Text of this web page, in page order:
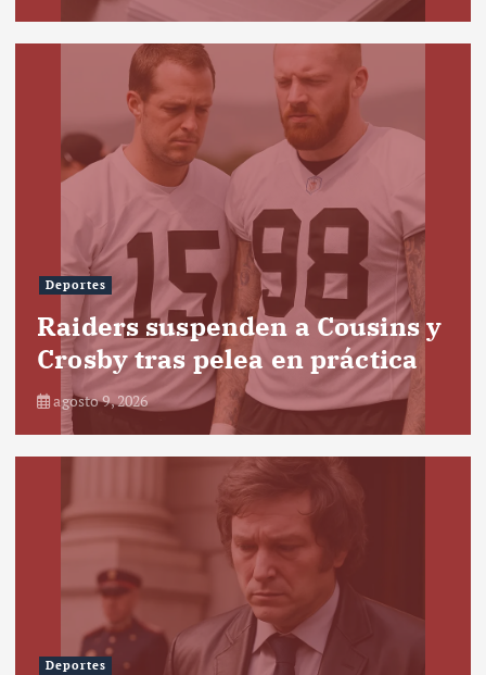
Deportes
Raiders suspenden a Cousins y
Crosby tras pelea en práctica
agosto 9, 2026
Deportes